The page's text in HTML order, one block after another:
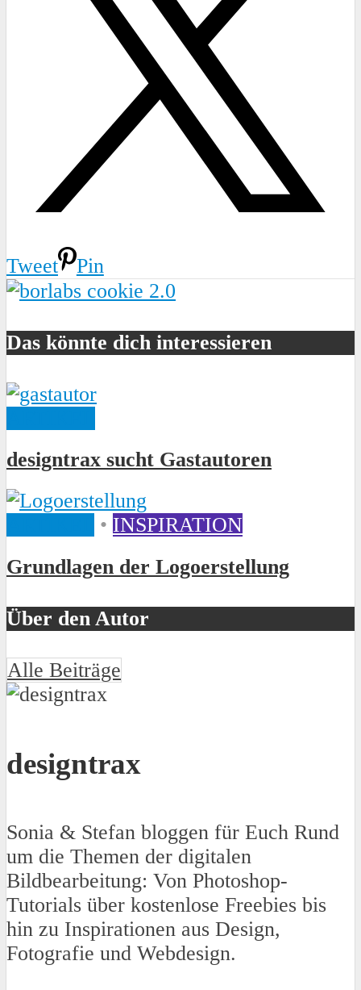
Tweet Pin
Das könnte dich interessieren
designtrax sucht Gastautoren
• INSPIRATION
Grundlagen der Logoerstellung
Über den Autor
Alle Beiträge
designtrax
Sonia & Stefan bloggen für Euch Rund
um die Themen der digitalen
Bildbearbeitung: Von Photoshop-
Tutorials über kostenlose Freebies bis
hin zu Inspirationen aus Design,
Fotografie und Webdesign.